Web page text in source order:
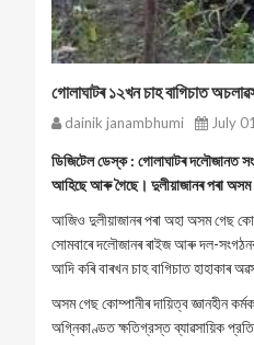
গোলাঘাটৰ ১২খন চাহ বাগিচাত
dainik janambhumi July
ডিজিটেল ডেস্ক : গোলাঘাটৰ দলৌজানত
আহিছে আৰু গৈছে। দুলীয়াজানৰ পৰা অসম
আজিও দুলীয়াজানৰ পৰা অহা অসম গেছ
সোমবাৰে দলৌজানৰ ৰাইজ আৰু দল-সংগঠনক
আদি কৰি বাৰখন চাহ বাগিচাত হাহাকাৰ
অসম গেছ কোম্পানীৰ দায়িত্ব জ্ঞানহীন
অগ্নিকাণ্ডত ক্ষতিগ্রস্ত ব্যাৱসায়িক